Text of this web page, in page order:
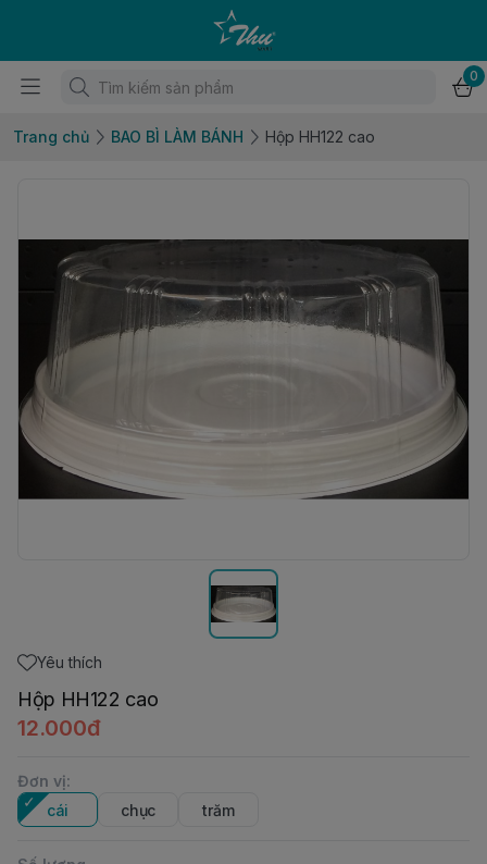
0
Trang chủ BAO BÌ LÀM BÁNH Hộp HH122 cao
Yêu thích
Hộp HH122 cao
12.000đ
Đơn vị:
cái
chục trăm